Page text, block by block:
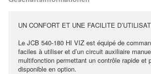
UN CONFORT ET UNE FACILITE
Le JCB 540-180 HI VIZ est équipé de
faciles à utiliser et d’un circuit auxiliaire
multifonction permettant un contrôle rapide et
disponible en option.